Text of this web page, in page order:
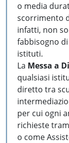
o media
scorrimento
infatti, non
fabbisogno
istituti.
La Messa a
qualsiasi
diretto tra
per cui ogni
richieste
o come